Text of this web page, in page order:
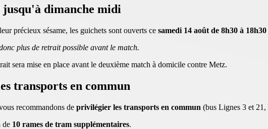
jusqu'à dimanche midi
précieux sésame, les guichets sont ouverts ce samedi 14 août de 8h30 à 18h30
plus de retrait possible avant le match.
sera mise en place avant le deuxième match à domicile contre Metz.
transports en commun
recommandons de privilégier les transports en commun (bus Lignes 3 et
de 10 rames de tram supplémentaires.